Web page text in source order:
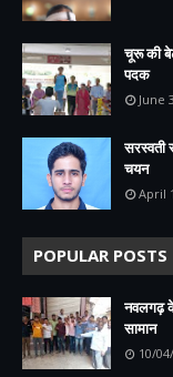
चूरू की
पदक
June
सरस्वती
चयन
April
POPULAR POSTS
नवलगढ़ के
सामान
10/